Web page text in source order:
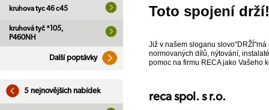
kruhova tyc 46 c45
kruhová tyč *105,
P460NH
Další poptávky
5 nejnovějších nabídek
Toto spojení drží!
Již v našem sloganu
normovaných dílů, nýtování,
pomoc na firmu RECA jako Vašeho
reca spol. s r.o.